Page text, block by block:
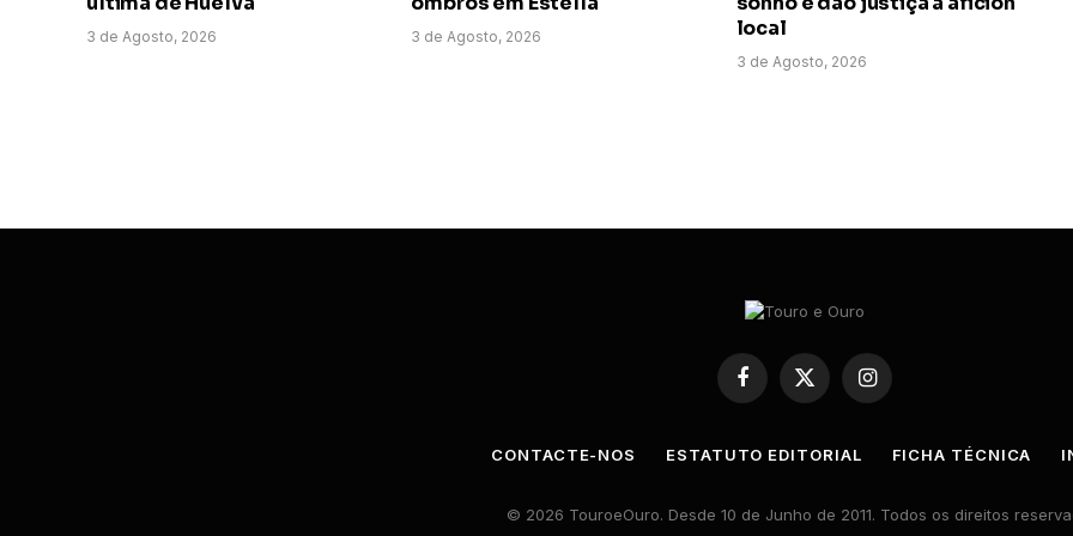
3 de Agosto, 2026 3 de Agosto, 2026
local
3 de Agosto, 2026
Facebook
X
Instagram
CONTACTE-NOS ESTATUTO EDITORIAL FICHA TÉCNICA
© 2026 TouroeOuro. Desde 10 de Junho de 2011. Todos os direitos